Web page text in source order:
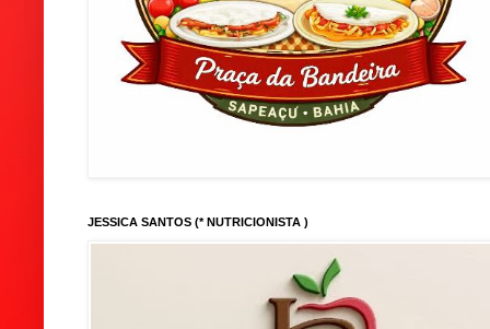
JESSICA SANTOS (* NUTRICIONISTA )